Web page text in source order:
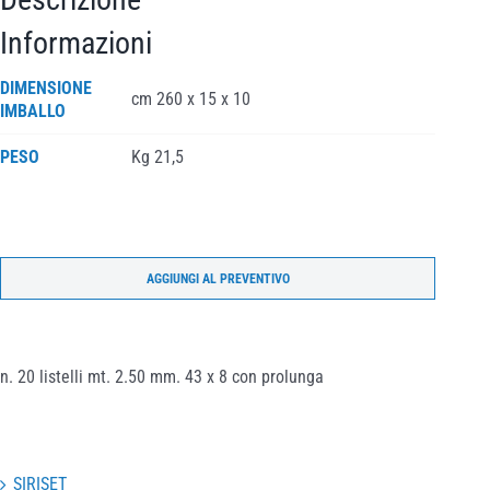
Informazioni
DIMENSIONE
IMBALLO
cm 260 x 15 x 10
PESO Kg 21,5
AGGIUNGI AL PREVENTIVO
n. 20 listelli mt. 2.50 mm. 43 x 8 con prolunga
SIRISET